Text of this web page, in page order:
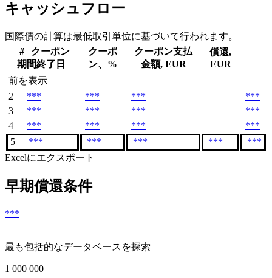
キャッシュフロー
国際債の計算は最低取引単位に基づいて行われます。
#
クーポン
期間終了日
クーポ
ン、%
クーポン支払
金額, EUR
償還,
EUR
前を表示
2
*** *** ***
***
3
*** *** ***
***
4
*** *** ***
***
5
*** *** *** ***
***
Excelにエクスポート
早期償還条件
***
最も包括的なデータベースを探索
1 000 000